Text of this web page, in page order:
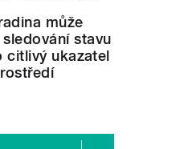
může
stavu
citlivý ukazatel